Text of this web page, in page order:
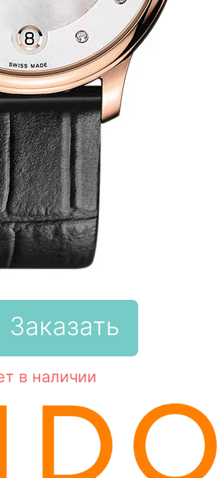
Заказать
в наличии